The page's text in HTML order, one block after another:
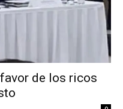
de los ricos